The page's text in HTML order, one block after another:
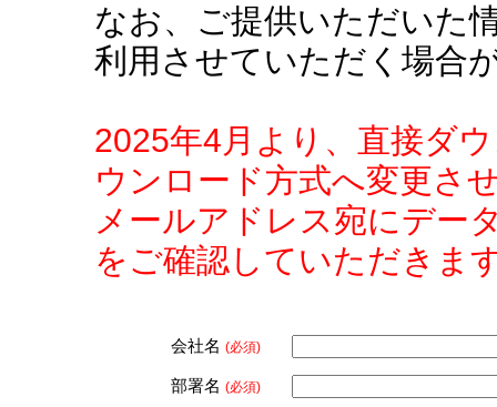
なお、ご提供いただいた
利用させていただく場合
2025年4月より、直接ダ
ウンロード方式へ変更さ
メールアドレス宛にデー
をご確認していただきま
会社名 (必須)
部署名 (必須)